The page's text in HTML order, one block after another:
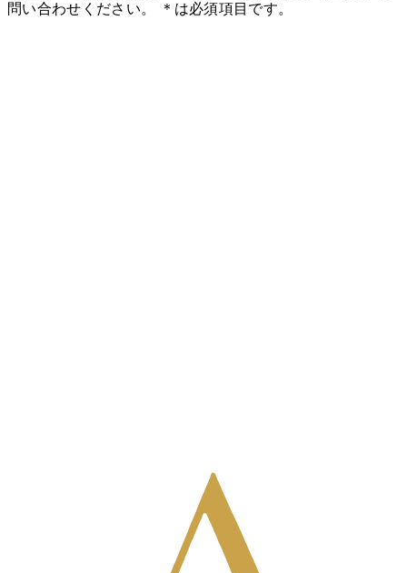
問い合わせください。 ＊は必須項目です。